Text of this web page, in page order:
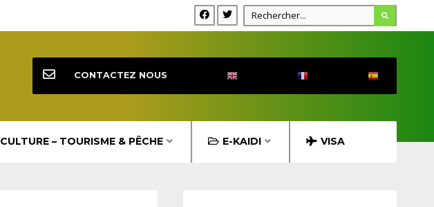
CULTURE – TOURISME & PÊCHE E-KAIDI VISA
CONTACTEZ NOUS